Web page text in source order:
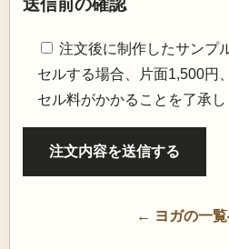
送信前の確認
注文後に制作したサンプ
セルする場合、片面1,500円
セル料がかかることを了承し
← ヨガの一覧